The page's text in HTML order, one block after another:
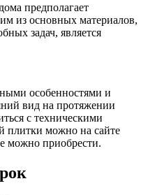
предполагает
из основных материалов,
задач, является
особенностями и
вид на протяжении
с техническими
плитки можно на сайте
можно приобрести.